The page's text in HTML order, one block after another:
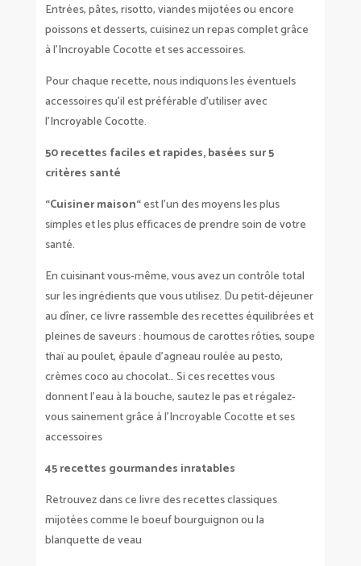
Entrées, pâtes, risotto, viandes mijotées ou encore
poissons et desserts, cuisinez un repas complet grâce
à l’Incroyable Cocotte et ses accessoires.
Pour chaque recette, nous indiquons les éventuels
accessoires qu’il est préférable d’utiliser avec
l’Incroyable Cocotte.
50 recettes faciles et rapides, basées sur 5
critères santé
“Cuisiner maison“est l’un des moyens les plus
simples et les plus efficaces de prendre soin de votre
santé.
En cuisinant vous-même, vous avez un contrôle total
sur les ingrédients que vous utilisez. Du petit-déjeuner
au dîner, ce livre rassemble des recettes équilibrées et
pleines de saveurs : houmous de carottes rôties, soupe
thaï au poulet, épaule d’agneau roulée au pesto,
crèmes coco au chocolat… Si ces recettes vous
donnent l’eau à la bouche, sautez le pas et régalez-
vous sainement grâce à l’Incroyable Cocotte et ses
accessoires
45 recettes gourmandes inratables
Retrouvez dans ce livre des recettes classiques
mijotées comme le boeuf bourguignon ou la
blanquette de veau